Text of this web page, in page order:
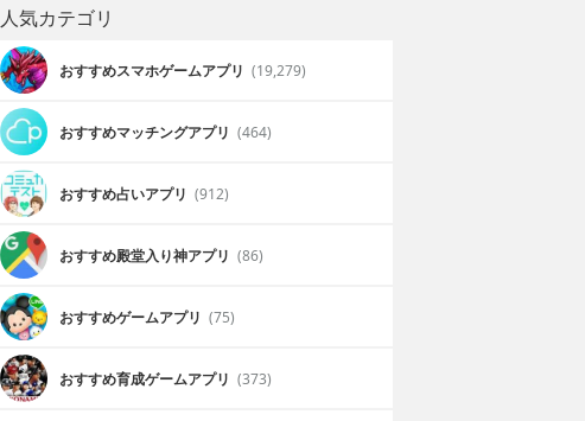
人気カテゴリ
おすすめスマホゲームアプリ (19,279)
おすすめマッチングアプリ (464)
おすすめ占いアプリ (912)
おすすめ殿堂入り神アプリ (86)
おすすめゲームアプリ (75)
おすすめ育成ゲームアプリ (373)